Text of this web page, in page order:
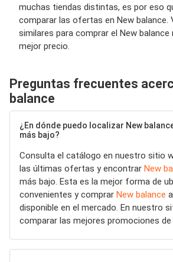
muchas tiendas distintas, es por eso
comparar las ofertas en New balance.
similares para comprar el New
mejor precio.
Preguntas frecuentes
balance
¿En dónde puedo localizar New
más bajo?
Consulta el catálogo en nuestro sitio
las últimas ofertas y encontrar New
más bajo. Esta es la mejor forma de
convenientes y comprar New balance
disponible en el mercado. En nuestro
comparar las mejores promociones de